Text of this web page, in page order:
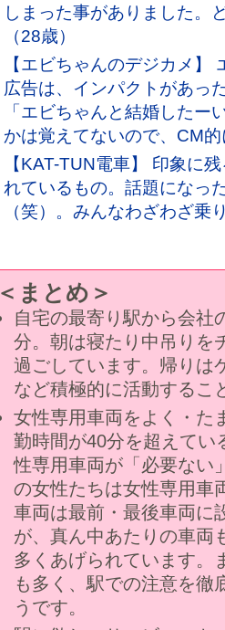
しまった事がありました。
（28歳）
【エビちゃんのデジカメ
広告は、インパクトがあっ
「エビちゃんと結婚した
かは覚えてないので、CM
【KAT-TUN電車】 印象に
れているもの。話題になっ
（笑）。みんなわざわざ
＜まとめ＞
自宅の最寄り駅から会社
分。朝は寝たり中吊りを
過ごしています。帰りは
など積極的に活動するこ
女性専用車両をよく・た
勤時間が40分を超えてい
性専用車両が「必要ない
の女性たちは女性専用車
車両は最前・最後車両に
が、真ん中あたりの車両
多くあげられています。
も多く、駅での注意を徹
うです。